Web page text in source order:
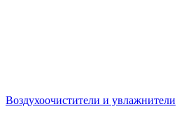
Воздухоочистители и увлажнители